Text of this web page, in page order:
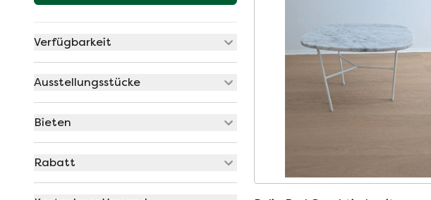
Verfügbarkeit
Ausstellungsstücke
Bieten
Rabatt